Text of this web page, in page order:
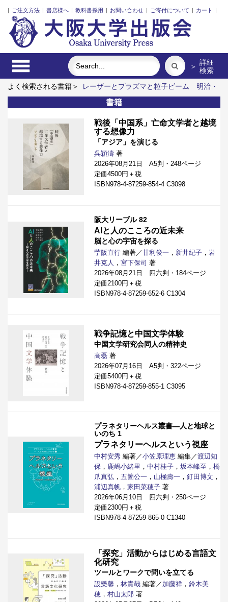
| ご注文方法 | 書店様へ | 教科書採用 | お問い合わせ | ご寄付について | カート |
＞ 詳細
検索
よく検索される書籍＞
レーザーとプラズマと粒子ビーム
明治・
大正・昭和の細菌学者たち
固体高分子形燃料電池要素材料・水
素貯蔵材料の知的設計
食べる 脳の神秘を探る 街に拓く大学
書籍
戦後「中国系」亡命文学者と越境
する想像力
「アジア」を演じる
呉穎濤 著
2026年08月21日 A5判・248ページ
定価4500円＋税
ISBN978-4-87259-854-4 C3098
阪大リーブル 82
AIと人のこころの近未来
脳と心の宇宙を探る
苧阪直行 編著／甘利俊一 ， 新井紀子 ， 岩
井克人 ， 宮下保司 著
2026年08月21日 四六判・184ページ
定価2100円＋税
ISBN978-4-87259-652-6 C1304
戦争記憶と中国文学体験
中国文学研究会同人の精神史
高磊 著
2026年07月16日 A5判・322ページ
定価5400円＋税
ISBN978-4-87259-855-1 C3095
プラネタリーヘルス叢書―人と地球と
いのち 1
プラネタリーヘルスという視座
中村安秀 編著／小笠原理恵 編集／渡辺知
保 ， 鹿嶋小緒里 ， 中村桂子 ， 坂本峰至 ， 橋
爪真弘 ， 五箇公一 ， 山極壽一 ， 釘田博文 ，
浦辺真帆 ， 家田菜穂子 著
2026年06月10日 四六判・250ページ
定価2300円＋税
ISBN978-4-87259-865-0 C1340
「探究」活動からはじめる言語文
化研究
ツールとワークで問いを立てる
設樂馨 ， 林貴哉 編著／ 加藤祥 ， 鈴木美
穂 ， 村山太郎 著